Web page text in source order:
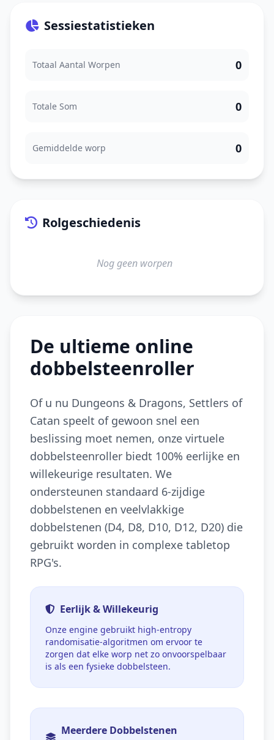
Sessiestatistieken
Totaal Aantal Worpen 0
Totale Som 0
Gemiddelde worp 0
Rolgeschiedenis
Nog geen worpen
De ultieme online
dobbelsteenroller
Of u nu Dungeons & Dragons, Settlers of
Catan speelt of gewoon snel een
beslissing moet nemen, onze virtuele
dobbelsteenroller biedt 100% eerlijke en
willekeurige resultaten. We
ondersteunen standaard 6-zijdige
dobbelstenen en veelvlakkige
dobbelstenen (D4, D8, D10, D12, D20) die
gebruikt worden in complexe tabletop
RPG's.
Eerlijk & Willekeurig
Onze engine gebruikt high-entropy
randomisatie-algoritmen om ervoor te
zorgen dat elke worp net zo onvoorspelbaar
is als een fysieke dobbelsteen.
Meerdere Dobbelstenen